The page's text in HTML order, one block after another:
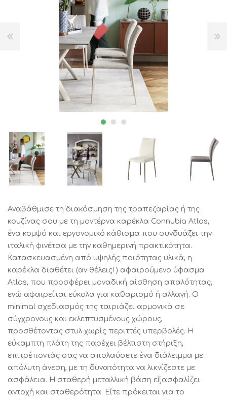
Αναβάθμισε τη διακόσμηση της τραπεζαρίας ή της
κουζίνας σου με τη μοντέρνα καρέκλα Connubia Atlas,
ένα κομψό και εργονομικό κάθισμα που συνδυάζει την
ιταλική φινέτσα με την καθημερινή πρακτικότητα.
Κατασκευασμένη από υψηλής ποιότητας υλικά, η
καρέκλα διαθέτει (αν θέλεις! ) αφαιρούμενο ύφασμα
Atlas, που προσφέρει μοναδική αίσθηση απαλότητας,
ενώ αφαιρείται εύκολα για καθαρισμό ή αλλαγή. Ο
minimal σχεδιασμός της ταιριάζει αρμονικά σε
σύγχρονους και εκλεπτυσμένους χώρους,
προσθέτοντας στυλ χωρίς περιττές υπερβολές. Η
εύκαμπτη πλάτη της παρέχει βέλτιστη στήριξη,
επιτρέποντάς σας να απολαύσετε ένα διάλειμμα με
απόλυτη άνεση, με τη δυνατότητα να λικνίζεστε με
ασφάλεια. Η σταθερή μεταλλική βάση εξασφαλίζει
αντοχή και σταθερότητα. Είτε πρόκειται για το